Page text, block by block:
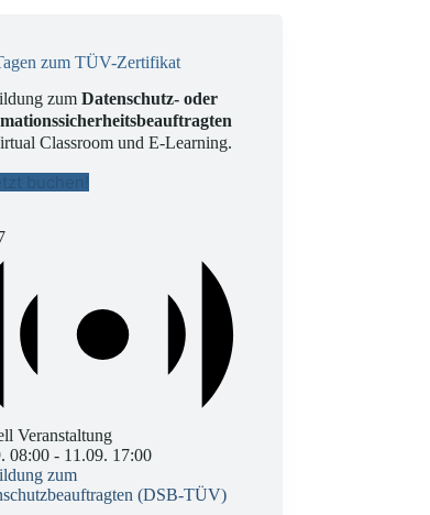
zum TÜV-Zertifikat
zumDatenschutz- oder
Classroom und E-Learning.
buchen!
Veranstaltung
08:00 - 11.09. 17:00
zum
(DSB-TÜV)